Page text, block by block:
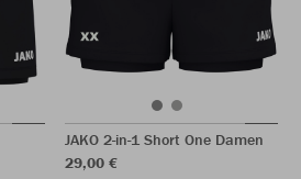
JAKO 2-in-1 Short One Damen
29,00 €